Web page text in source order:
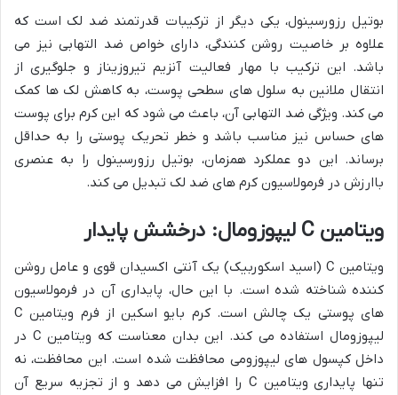
بوتیل رزورسینول، یکی دیگر از ترکیبات قدرتمند ضد لک است که
علاوه بر خاصیت روشن کنندگی، دارای خواص ضد التهابی نیز می
باشد. این ترکیب با مهار فعالیت آنزیم تیروزیناز و جلوگیری از
انتقال ملانین به سلول های سطحی پوست، به کاهش لک ها کمک
می کند. ویژگی ضد التهابی آن، باعث می شود که این کرم برای پوست
های حساس نیز مناسب باشد و خطر تحریک پوستی را به حداقل
برساند. این دو عملکرد همزمان، بوتیل رزورسینول را به عنصری
باارزش در فرمولاسیون کرم های ضد لک تبدیل می کند.
ویتامین C لیپوزومال: درخشش پایدار
ویتامین C (اسید اسکوربیک) یک آنتی اکسیدان قوی و عامل روشن
کننده شناخته شده است. با این حال، پایداری آن در فرمولاسیون
های پوستی یک چالش است. کرم بایو اسکین از فرم ویتامین C
لیپوزومال استفاده می کند. این بدان معناست که ویتامین C در
داخل کپسول های لیپوزومی محافظت شده است. این محافظت، نه
تنها پایداری ویتامین C را افزایش می دهد و از تجزیه سریع آن